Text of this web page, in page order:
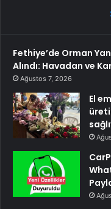
Fethiye’de Orman
Alındı: Havadan ve
Ağustos 7, 2026
El